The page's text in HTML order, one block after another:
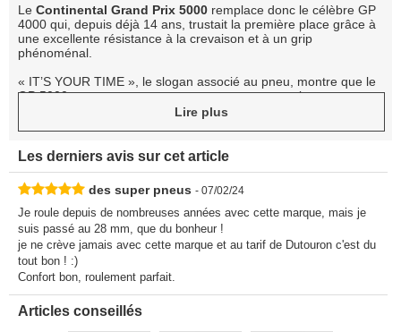
Le Continental Grand Prix 5000 remplace donc le célèbre GP
4000 qui, depuis déjà 14 ans, trustait la première place grâce à
une excellente résistance à la crevaison et à un grip
phénoménal.
« IT’S YOUR TIME », le slogan associé au pneu, montre que le
GP 5000 vous accompagnera partout et par tous les temps,
plus rien ne vous arrêtera et surtout pas les crevaisons.
s’agit d’un bond en avant et non d’une nouvelle évolution du GP
Parlons chiffres pour comprendre les évolutions majeures du
GP 5000.
Résistance au roulement améliorée de +12%
Résistance à la crevaison améliorée de +20%
Poids en baisse de 10g (section 25mm)
Le pneu Grand Prix 5000 est directement fabriqué à la main
dans l’usine de Korbach en Allemagne, comme tous les pneus
haut de gamme de la marque.
Lire plus
Les derniers avis sur cet article
des super pneus - 07/02/24
Je roule depuis de nombreuses années avec cette marque, mais je
suis passé au 28 mm, que du bonheur !
je ne crève jamais avec cette marque et au tarif de Dutouron c'est du
tout bon ! :)
Confort bon, roulement parfait.
Articles conseillés